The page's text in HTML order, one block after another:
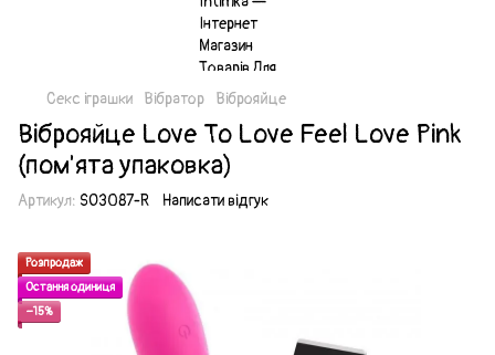
Секс іграшки Вібратор Віброяйце
Віброяйце Love To Love Feel Love Pink
(пом'ята упаковка)
Артикул: SO3087-R Написати відгук
Розпродаж
Остання одиниця
−15%